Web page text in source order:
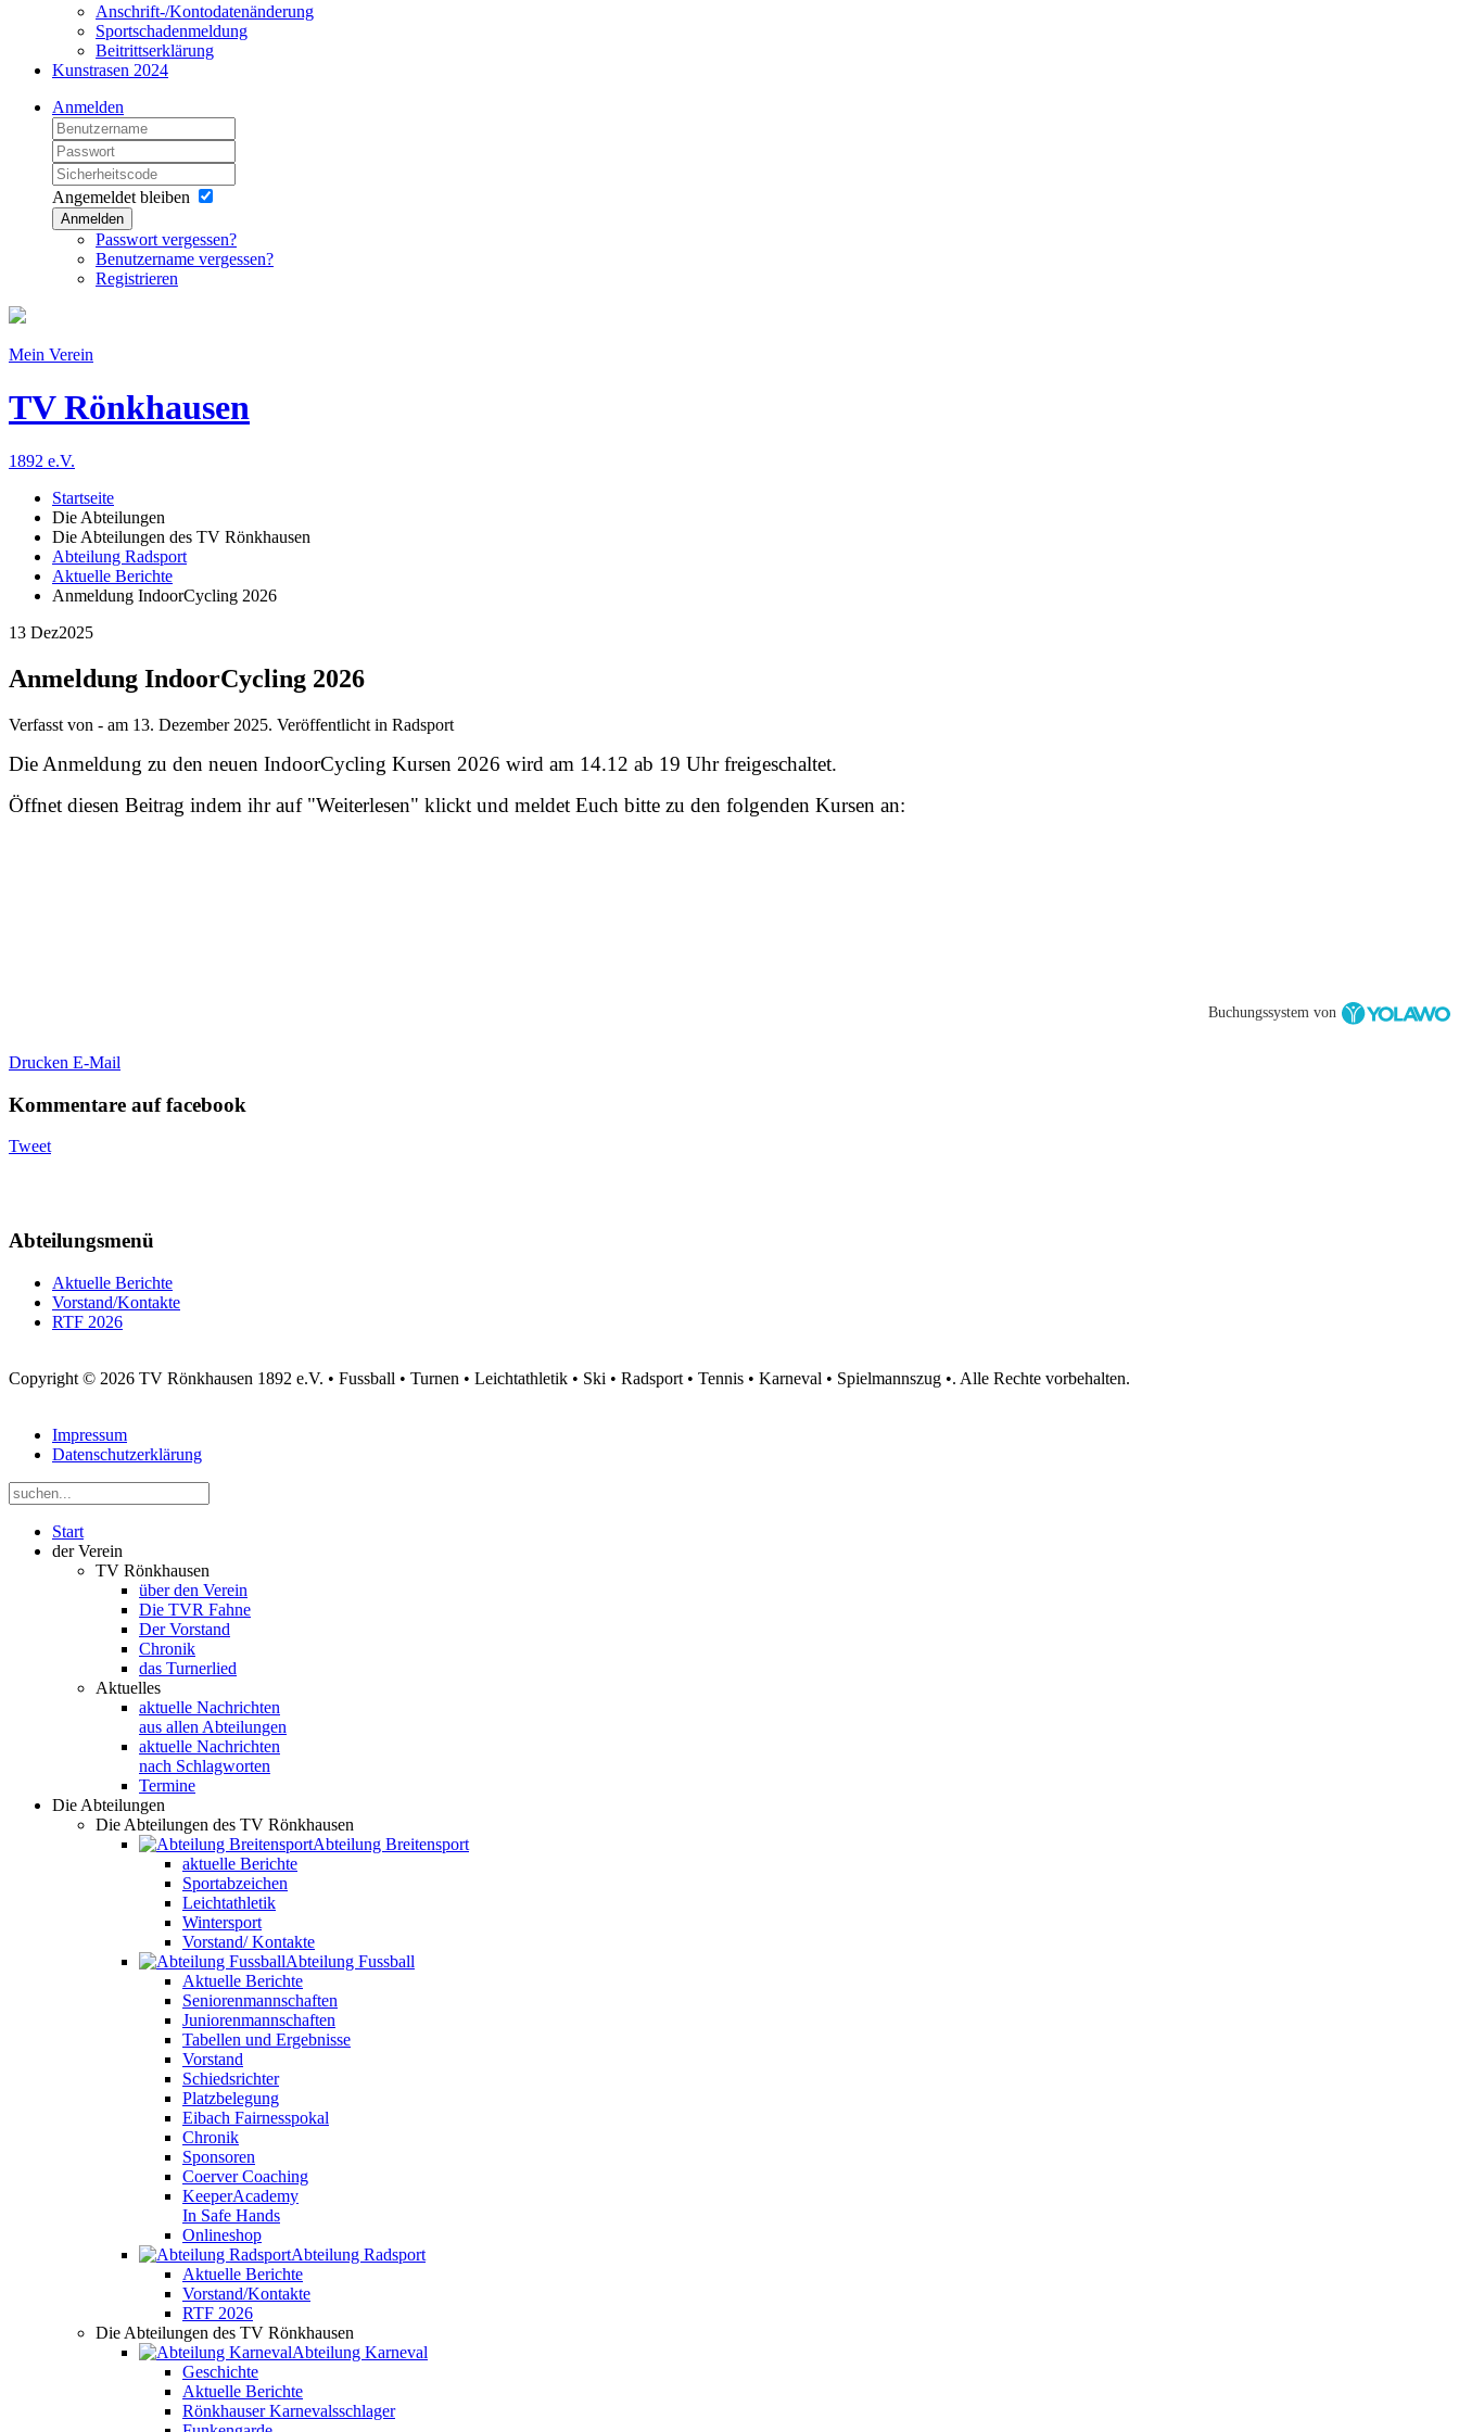
Anschrift-/Kontodatenänderung
Sportschadenmeldung
Beitrittserklärung
Kunstrasen 2024
Anmelden
Angemeldet bleiben
Anmelden
Passwort vergessen?
Benutzername vergessen?
Registrieren
Mein Verein
TV Rönkhausen
1892 e.V.
Startseite
Die Abteilungen
Die Abteilungen des TV Rönkhausen
Abteilung Radsport
Aktuelle Berichte
Anmeldung IndoorCycling 2026
13 Dez2025
Anmeldung IndoorCycling 2026
Verfasst von - am 13. Dezember 2025. Veröffentlicht in Radsport
Die Anmeldung zu den neuen IndoorCycling Kursen 2026 wird am 14.12 ab 19 Uhr freigeschaltet.
Öffnet diesen Beitrag indem ihr auf "Weiterlesen" klickt und meldet Euch bitte zu den folgenden Kursen an:
Buchungssystem von
Drucken E-Mail
Kommentare auf facebook
Tweet
Abteilungsmenü
Aktuelle Berichte
Vorstand/Kontakte
RTF 2026
Copyright © 2026 TV Rönkhausen 1892 e.V. • Fussball • Turnen • Leichtathletik • Ski • Radsport • Tennis • Karneval • Spielmannszug •. Alle Rechte vorbehalten.
Impressum
Datenschutzerklärung
Start
der Verein
TV Rönkhausen
über den Verein
Die TVR Fahne
Der Vorstand
Chronik
das Turnerlied
Aktuelles
aktuelle Nachrichten
aus allen Abteilungen
aktuelle Nachrichten
nach Schlagworten
Termine
Die Abteilungen
Die Abteilungen des TV Rönkhausen
Abteilung Breitensport
aktuelle Berichte
Sportabzeichen
Leichtathletik
Wintersport
Vorstand/ Kontakte
Abteilung Fussball
Aktuelle Berichte
Seniorenmannschaften
Juniorenmannschaften
Tabellen und Ergebnisse
Vorstand
Schiedsrichter
Platzbelegung
Eibach Fairnesspokal
Chronik
Sponsoren
Coerver Coaching
KeeperAcademy
In Safe Hands
Onlineshop
Abteilung Radsport
Aktuelle Berichte
Vorstand/Kontakte
RTF 2026
Die Abteilungen des TV Rönkhausen
Abteilung Karneval
Geschichte
Aktuelle Berichte
Rönkhauser Karnevalsschlager